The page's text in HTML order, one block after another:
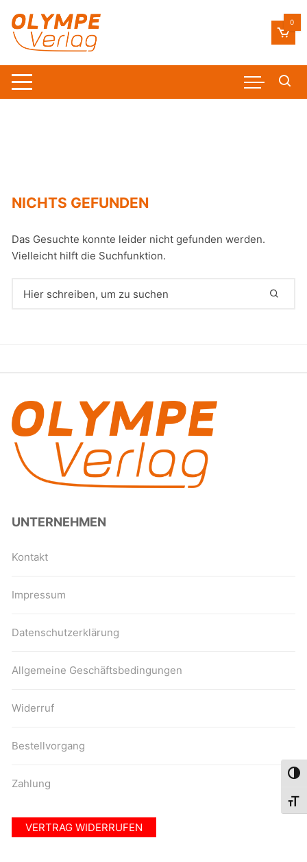
Inhalt
springen
0
NICHTS GEFUNDEN
Das Gesuchte konnte leider nicht gefunden werden.
Vielleicht hilft die Suchfunktion.
nach:
UNTERNEHMEN
Kontakt
Impressum
Datenschutzerklärung
Allgemeine Geschäftsbedingungen
Widerruf
Bestellvorgang
Zahlung
VERTRAG WIDERRUFEN